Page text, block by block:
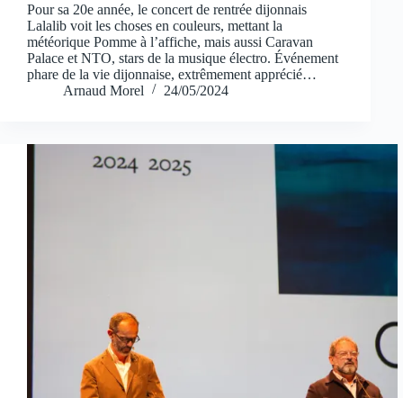
Pour sa 20e année, le concert de rentrée dijonnais
Lalalib voit les choses en couleurs, mettant la
météorique Pomme à l’affiche, mais aussi Caravan
Palace et NTO, stars de la musique électro. Événement
phare de la vie dijonnaise, extrêmement apprécié…
Arnaud Morel
24/05/2024